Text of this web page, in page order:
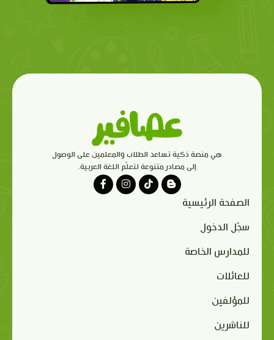
هي منصة ذكية تساعد الطلاب والمعلمين على الوصول
إلى مصادر متنوعة لتعلّم اللغة العربية.
الصفحة الرئيسية
سجّل الدخول
للمدارس الخاصة
للعائلات
للمؤلفين
للناشرين